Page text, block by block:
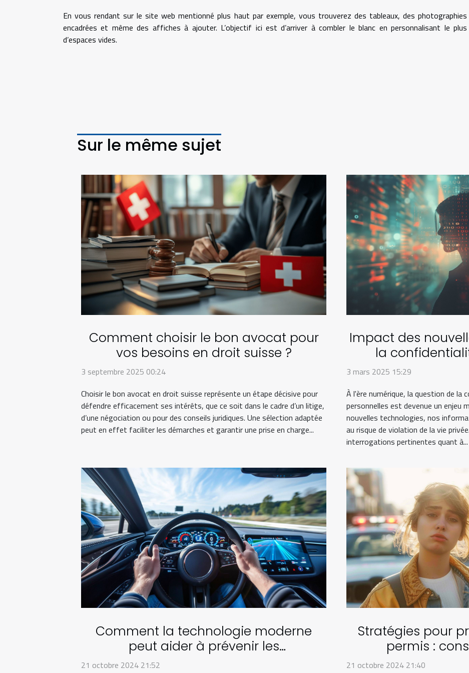
En vous rendant sur le site web mentionné plus haut par exemple, vous trouverez des tableaux, des photographies
encadrées et même des affiches à ajouter. L’objectif ici est d’arriver à combler le blanc en personnalisant le plus
d’espaces vides.
Sur le même sujet
Comment choisir le bon avocat pour
vos besoins en droit suisse ?
3 septembre 2025 00:24
Choisir le bon avocat en droit suisse représente un étape décisive pour
défendre efficacement ses intérêts, que ce soit dans le cadre d’un litige,
d’une négociation ou pour des conseils juridiques. Une sélection adaptée
peut en effet faciliter les démarches et garantir une prise en charge...
Impact des
la
3 mars 2025 15:29
À l'ère numérique, la question de la
personnelles est devenue un enjeu
nouvelles technologies, nos
au risque de violation de la vie
interrogations pertinentes quant à...
Comment la technologie moderne
peut aider à prévenir les
comportements dangereux au volant
21 octobre 2024 21:52
Stratégies pour
permis :
21 octobre 2024 21:40